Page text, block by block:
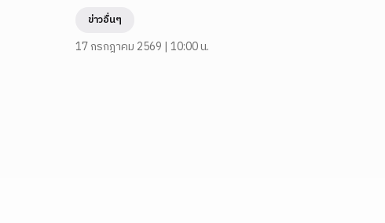
ข่าวอื่นๆ
17 กรกฎาคม 2569 | 10:00 น.